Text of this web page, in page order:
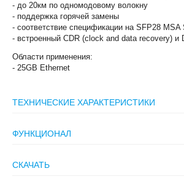
- до 20км по одномодовому волокну
- поддержка горячей замены
- соответствие спецификации на SFP28 MSA
- встроенный CDR (clock and data recovery) и
Области применения:
- 25GB Ethernet
ТЕХНИЧЕСКИЕ ХАРАКТЕРИСТИКИ
ФУНКЦИОНАЛ
СКАЧАТЬ